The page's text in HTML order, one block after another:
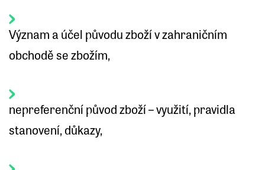
Význam a účel původu zboží v zahraničním
obchodě se zbožím,
nepreferenční původ zboží – využití, pravidla
stanovení, důkazy,